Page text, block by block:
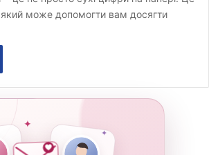
який може допомогти вам досягти
✦
✦